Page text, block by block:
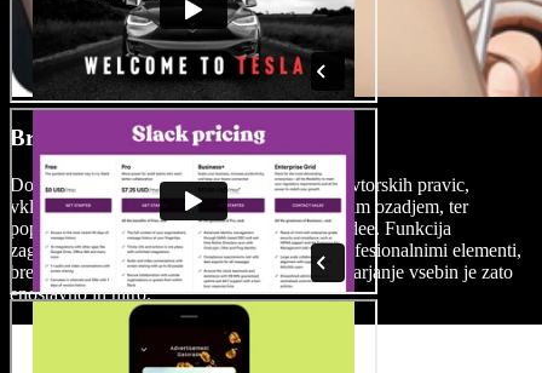
Brezplačna medijska knjižnica
Dostopajte do obsežne zbirke medijev brez avtorskih pravic,
vključno s slikami, video posnetki in glasbenim ozadjem, ter
popestrite svoje osebne ali poslovne fitnes videe. Funkcija
zagotavlja, da so vaši fitnes videi bogati s profesionalnimi elementi,
brez potrebe po iskanju zunanjih virov – ustvarjanje vsebin je zato
enostavno in hitro.